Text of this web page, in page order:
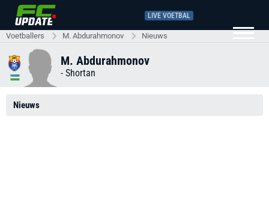
LIVE VOETBAL
Voetballers M. Abdurahmonov Nieuws
M. Abdurahmonov
- Shortan
Nieuws